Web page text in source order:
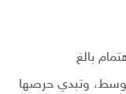
بالغ
وتبدي حرصها